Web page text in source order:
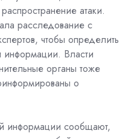
атаки.
расследование с
чтобы определить
информации. Власти
органы тоже
о
информации сообщают,